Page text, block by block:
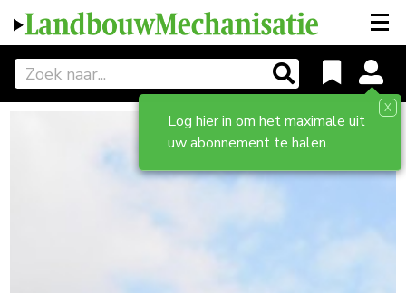
Log hier in om het maximale uit
uw abonnement te halen.
X